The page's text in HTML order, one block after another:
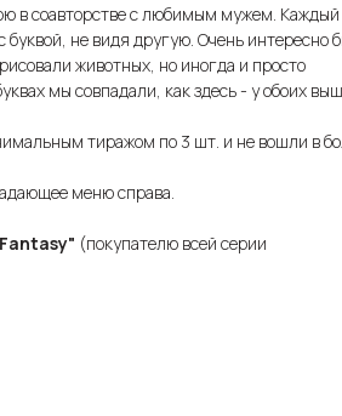
в соавторстве с любимым мужем. Каждый
не видя другую. Очень интересно
животных, но иногда и просто
мы совпадали, как здесь - у обоих
тиражом по 3 шт. и не вошли в
меню справа.
(покупателю всей серии